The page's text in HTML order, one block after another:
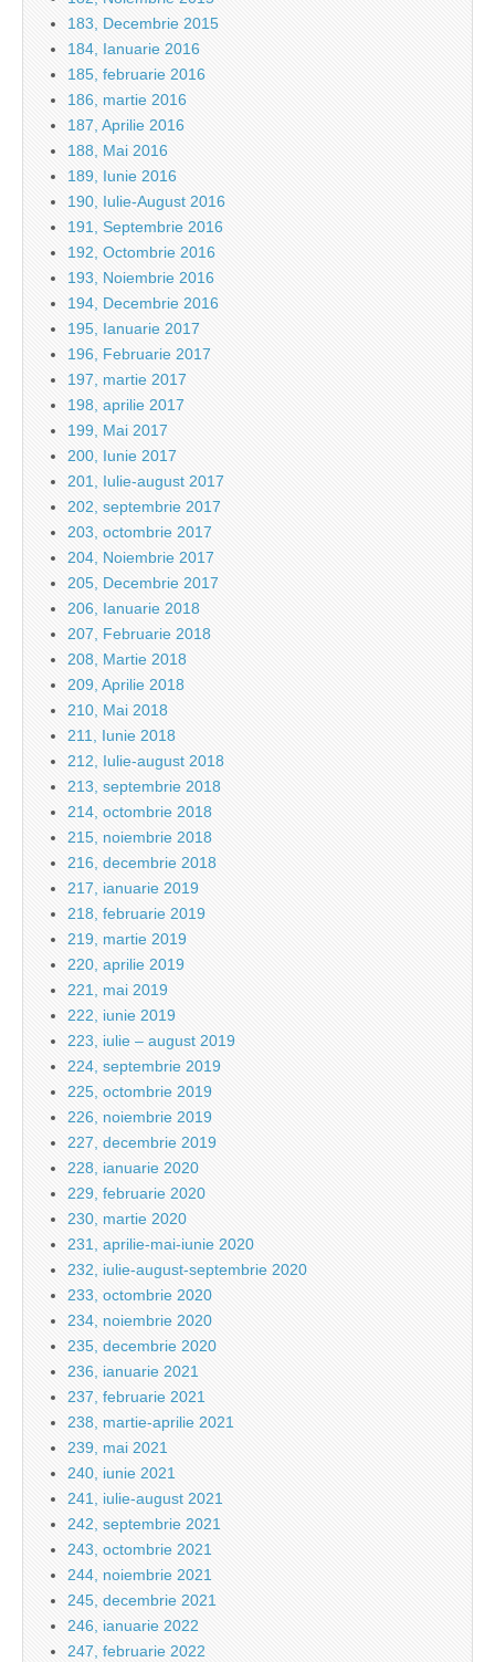
183, Decembrie 2015
184, Ianuarie 2016
185, februarie 2016
186, martie 2016
187, Aprilie 2016
188, Mai 2016
189, Iunie 2016
190, Iulie-August 2016
191, Septembrie 2016
192, Octombrie 2016
193, Noiembrie 2016
194, Decembrie 2016
195, Ianuarie 2017
196, Februarie 2017
197, martie 2017
198, aprilie 2017
199, Mai 2017
200, Iunie 2017
201, Iulie-august 2017
202, septembrie 2017
203, octombrie 2017
204, Noiembrie 2017
205, Decembrie 2017
206, Ianuarie 2018
207, Februarie 2018
208, Martie 2018
209, Aprilie 2018
210, Mai 2018
211, Iunie 2018
212, Iulie-august 2018
213, septembrie 2018
214, octombrie 2018
215, noiembrie 2018
216, decembrie 2018
217, ianuarie 2019
218, februarie 2019
219, martie 2019
220, aprilie 2019
221, mai 2019
222, iunie 2019
223, iulie – august 2019
224, septembrie 2019
225, octombrie 2019
226, noiembrie 2019
227, decembrie 2019
228, ianuarie 2020
229, februarie 2020
230, martie 2020
231, aprilie-mai-iunie 2020
232, iulie-august-septembrie 2020
233, octombrie 2020
234, noiembrie 2020
235, decembrie 2020
236, ianuarie 2021
237, februarie 2021
238, martie-aprilie 2021
239, mai 2021
240, iunie 2021
241, iulie-august 2021
242, septembrie 2021
243, octombrie 2021
244, noiembrie 2021
245, decembrie 2021
246, ianuarie 2022
247, februarie 2022